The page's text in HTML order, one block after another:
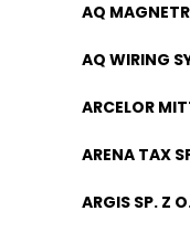
AQ
AQ WIRING
ARCELOR
ARENA TAX
ARGIS SP. Z